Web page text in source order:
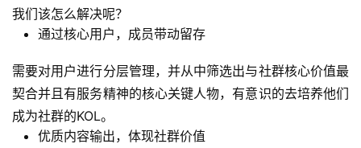
创
业
源
会
我们该怎么解决呢？
通过核心用户，成员带动留存
需要对用户进行分层管理，并从中筛选出与社群核心价值最
契合并且有服务精神的核心关键人物，有意识的去培养他们
成为社群的KOL。
优质内容输出，体现社群价值